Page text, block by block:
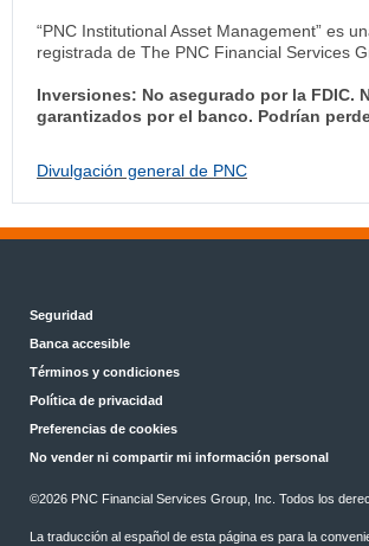
“PNC Institutional Asset Management” es
registrada de The PNC Financial Services
Inversiones: No asegurado por la FDIC.
garantizados por el banco. Podrían
Divulgación general de PNC
Seguridad
Banca accesible
Términos y condiciones
Política de privacidad
Preferencias de cookies
No vender ni compartir mi información personal
©2026 PNC Financial Services Group, Inc. Todos los
La traducción al español de esta página es para la